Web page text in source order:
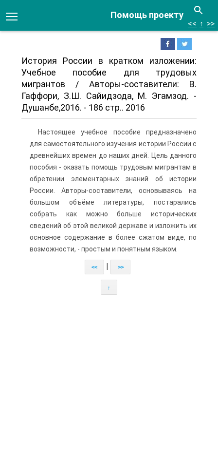
Помощь проекту
<< ↑ >>
История России в кратком изложении:
Учебное по­собие для трудовых
мигрантов / Авторы-составители: В.
Гаффори, З.Ш. Сайидзода, М. Эгамзод. -
Душанбе,2016. - 186 стр.. 2016
Настоящее учебное пособие предназначено
для само­стоятельного изучения истории России с
древнейших вре­мен до наших дней. Цель данного
пособия - оказать по­мощь трудовым мигрантам в
обретении элементарных знаний об истории
России. Авторы-составители, основываясь на
большом объё­ме литературы, постарались
собрать как можно больше ис­торических
сведений об этой великой державе и изложить их
основное содержание в более сжатом виде, по
возмож­ности, - простым и понятным языком.
<< >>
↑